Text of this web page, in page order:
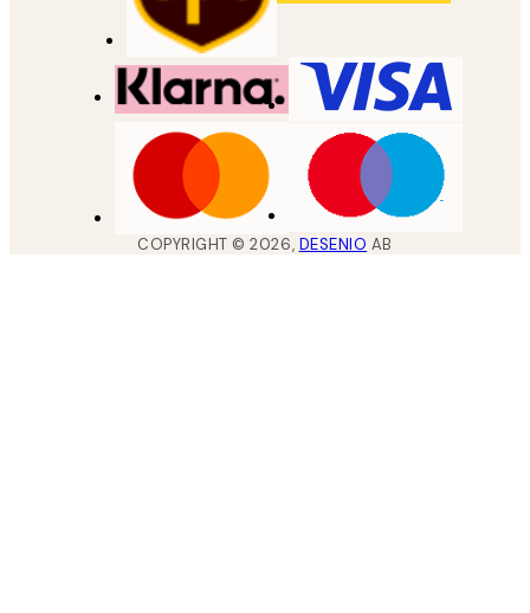
COPYRIGHT ©2026, DESENIO AB